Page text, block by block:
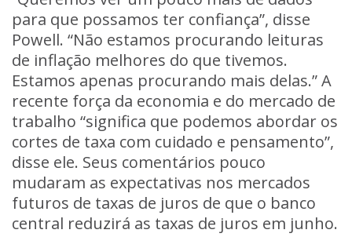
para que possamos ter confiança”, disse
Powell. “Não estamos procurando leituras
de inflação melhores do que tivemos.
Estamos apenas procurando mais delas.” A
recente força da economia e do mercado de
trabalho “significa que podemos abordar os
cortes de taxa com cuidado e pensamento”,
disse ele. Seus comentários pouco
mudaram as expectativas nos mercados
futuros de taxas de juros de que o banco
central reduzirá as taxas de juros em junho.